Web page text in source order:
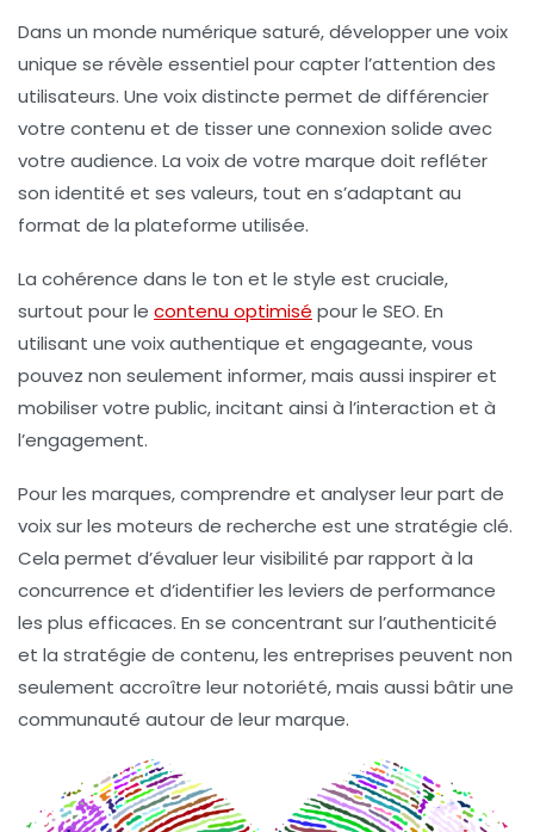
Dans un monde numérique saturé,développer une voix
unique se révèle essentiel pour capter l’attention des
utilisateurs. Une voix distincte permet de différencier
votre contenu et de tisser une connexion solide avec
votre audience. La voix de votre marque doit refléter
son identité et ses valeurs, tout en s’adaptant au
format de la plateforme utilisée.
La cohérence dans le ton et le style est cruciale,
surtout pour le contenu optimisé pour le SEO. En
utilisant une voix authentique et engageante, vous
pouvez non seulement informer, mais aussi inspireret
mobiliservotre public, incitant ainsi à l’interaction et à
l’engagement.
Pour les marques, comprendre et analyser leurpart de
voixsur les moteurs de recherche est une stratégie clé.
Cela permet d’évaluer leur visibilité par rapport à la
concurrence et d’identifier les leviers de performance
les plus efficaces. En se concentrant sur l’authenticité
et la stratégie de contenu, les entreprises peuvent non
seulement accroître leur notoriété, mais aussi bâtir une
communauté autour de leur marque.